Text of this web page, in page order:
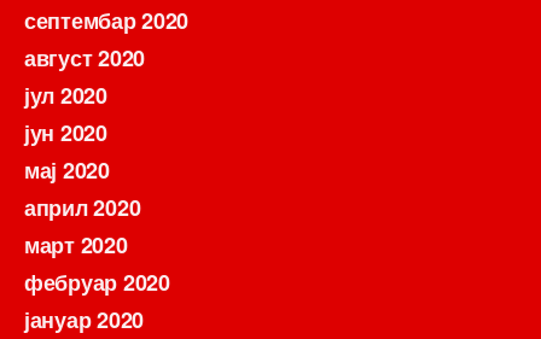
септембар 2020
август 2020
јул 2020
јун 2020
мај 2020
април 2020
март 2020
фебруар 2020
јануар 2020